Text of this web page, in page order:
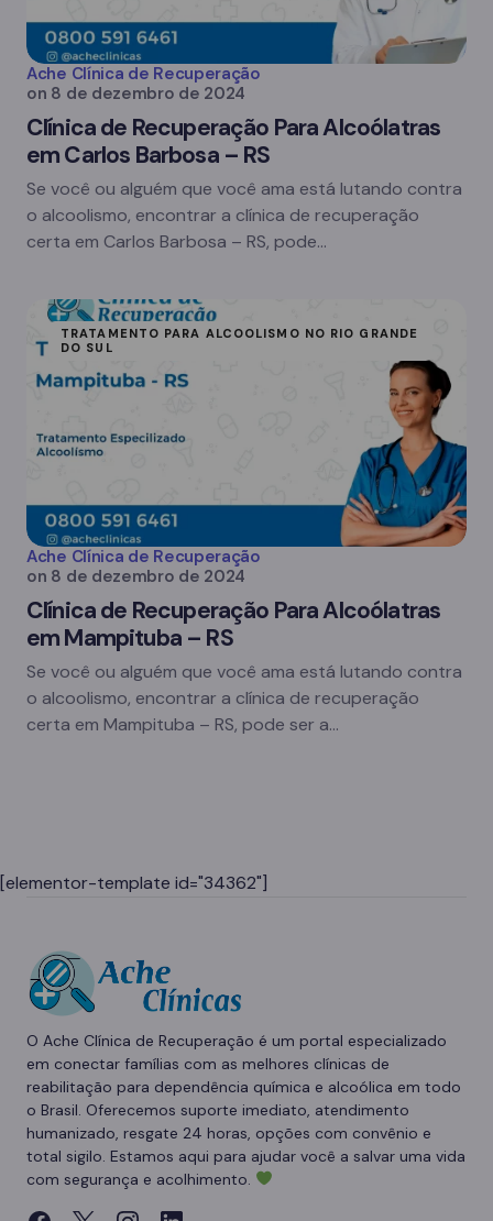
Ache Clínica de Recuperação
on 8 de dezembro de 2024
Clínica de Recuperação Para Alcoólatras
em Carlos Barbosa – RS
Se você ou alguém que você ama está lutando contra
o alcoolismo, encontrar a clínica de recuperação
certa em Carlos Barbosa – RS, pode…
TRATAMENTO PARA ALCOOLISMO NO RIO GRANDE
DO SUL
Ache Clínica de Recuperação
on 8 de dezembro de 2024
Clínica de Recuperação Para Alcoólatras
em Mampituba – RS
Se você ou alguém que você ama está lutando contra
o alcoolismo, encontrar a clínica de recuperação
certa em Mampituba – RS, pode ser a…
[elementor-template id="34362"]
O Ache Clínica de Recuperação é um portal especializado
em conectar famílias com as melhores clínicas de
reabilitação para dependência química e alcoólica em todo
o Brasil. Oferecemos suporte imediato, atendimento
humanizado, resgate 24 horas, opções com convênio e
total sigilo. Estamos aqui para ajudar você a salvar uma vida
com segurança e acolhimento.